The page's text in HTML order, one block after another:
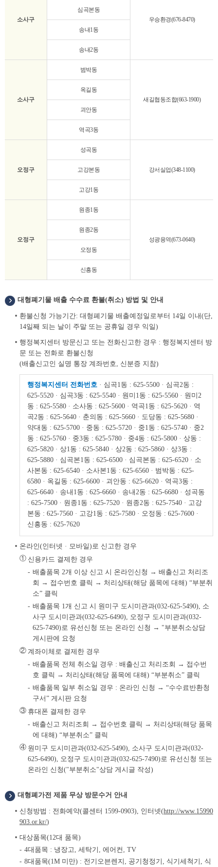
소사구 우승환경(676-8470)
심곡본동
송내1동
송내2동
소사구
범박동
새길협동조합(663-1900)
옥길동
괴안동
역곡3동
오정구
성곡동
강서실업(348-1100)
고강본동
고강1동
오정구
원종1동
성광용역(673-0640)
원종2동
오정동
신흥동
대형폐기물 배출 수수료 환불(취소) 방법 및 안내
환불신청 가능기간: 대형폐기물 배출예정일로부터 14일 이내(단,
14일째 되는 날이 주말 또는 공휴일 경우 익일)
행정복지센터 방문신고 또는 전화신고한 경우 : 행정복지센터 방
문 또는 전화로 환불신청
(배출신고인 실명 통장 계좌번호, 신분증 지참)
행정복지센터 전화번호 · 심곡1동 : 625-5500 · 심곡2동 :
625-5520 · 심곡3동 : 625-5540 · 원미1동 : 625-5560 · 원미2
동 : 625-5580 · 소사동 : 625-5600 · 역곡1동 : 625-5620 · 역
곡2동 : 625-5640 · 춘의동 : 625-5660 · 도당동 : 625-5680 ·
약대동 : 625-5700 · 중동 : 625-5720 · 중1동 : 625-5740 · 중2
동 : 625-5760 · 중3동 : 625-5780 · 중4동 : 625-5800 · 상동 :
625-5820 · 상1동 : 625-5840 · 상2동 : 625-5860 · 상3동 :
625-5880 · 심곡본1동 : 625-6500 · 심곡본동 : 625-6520 · 소
사본동 : 625-6540 · 소사본1동 : 625-6560 · 범박동 : 625-
6580 · 옥길동 : 625-6600 · 괴안동 : 625-6620 · 역곡3동 :
625-6640 · 송내1동 : 625-6660 · 송내2동 : 625-6680 · 성곡동
: 625-7500 · 원종1동 : 625-7520 · 원종2동 : 625-7540 · 고강
본동 : 625-7560 · 고강1동 : 625-7580 · 오정동 : 625-7600 ·
신흥동 : 625-7620
온라인(인터넷 · 모바일)로 신고한 경우
① 신용카드 결제한 경우
배출품목 2개 이상 신고 시 온라인신청 → 배출신고 처리조
회 → 접수번호 클릭 → 처리상태(해당 품목에 대해) “부분취
소” 클릭
배출품목 1개 신고 시 원미구 도시미관과(032-625-5490), 소
사구 도시미관과(032-625-6490), 오정구 도시미관과(032-
625-7490)로 유선신청 또는 온라인 신청 → "부분취소상담
게시판에 요청
② 계좌이체로 결제한 경우
배출품목 전체 취소일 경우 : 배출신고 처리조회 → 접수번
호 클릭 → 처리상태(해당 품목에 대해) “부분취소” 클릭
배출품목 일부 취소일 경우 : 온라인 신청 → “수수료반환청
구서” 게시판 요청
③ 휴대폰 결제한 경우
배출신고 처리조회 → 접수번호 클릭 → 처리상태(해당 품목
에 대해) “부분취소” 클릭
④ 원미구 도시미관과(032-625-5490), 소사구 도시미관과(032-
625-6490), 오정구 도시미관과(032-625-7490)로 유선신청 또는
온라인 신청("부분취소"상담 게시글 작성)
대형폐가전 제품 무상 방문수거 안내
신청방법 : 전화예약(콜센터 1599-0903), 인터넷(http://www.15990
903.or.kr/)
대상품목(12대 품목)
4대품목 : 냉장고, 세탁기, 에어컨, TV
8대품목(1M 미만) : 전기오븐렌지, 공기청정기, 식기세척기, 식